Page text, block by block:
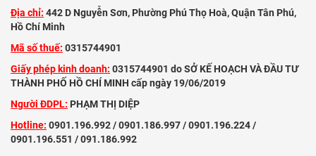
Địa chỉ: 442 D Nguyễn Sơn, Phường Phú Thọ Hoà, Quận Tân Phú,
Hồ Chí Minh
Mã số thuế: 0315744901
Giấy phép kinh doanh: 0315744901 do SỞ KẾ HOẠCH VÀ ĐẦU TƯ
THÀNH PHỐ HỒ CHÍ MINH cấp ngày 19/06/2019
Người ĐDPL: PHẠM THỊ DIỆP
Hotline: 0901.196.992 / 0901.186.997 / 0901.196.224 /
0901.196.551 / 091.186.992